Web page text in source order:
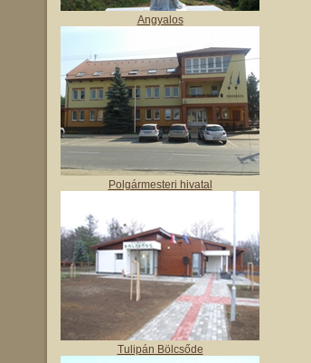
Angyalos
Polgármesteri hivatal
Tulipán Bölcsőde